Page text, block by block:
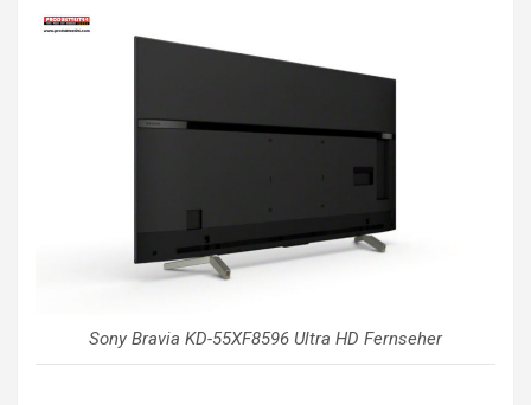
Sony Bravia KD-55XF8596 Ultra HD Fernseher